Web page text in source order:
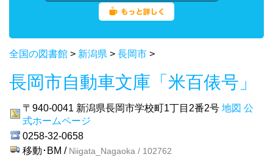
全国の図書館 > 新潟県 > 長岡市 >
長岡市自動車文庫「米百俵号」
〒940-0041 新潟県長岡市学校町1丁目2番2号 地図 公
式ホームページ
0258-32-0658
移動･BM / Niigata_Nagaoka / 102762